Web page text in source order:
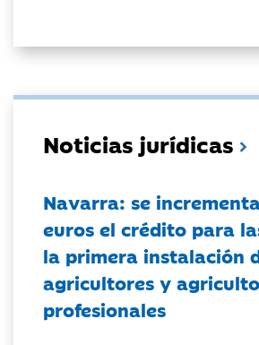
Noticias jurídicas
Navarra: se
euros el crédito para
la primera instalación
agricultores y
profesionales